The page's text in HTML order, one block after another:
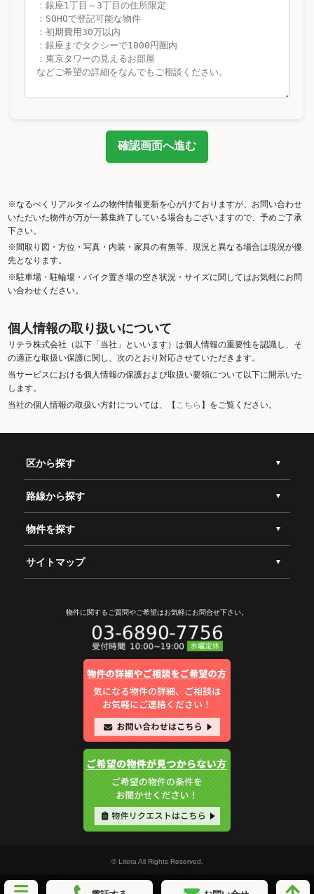
確認画面へ進む
※なるべくリアルタイムの物件情報更新を心がけておりますが、お問い合わせ
いただいた物件が万が一募集終了している場合もございますので、予めご了承
下さい。
※間取り図・方位・写真・内装・家具の有無等、現況と異なる場合は現況が優
先となります。
※駐車場・駐輪場・バイク置き場の空き状況・サイズに関してはお気軽にお問
い合わせください。
個人情報の取り扱いについて
リテラ株式会社（以下「当社」といいます）は個人情報の重要性を認識し、そ
の適正な取扱い保護に関し、次のとおり対応させていただきます。
当サービスにおける個人情報の保護および取扱い要領について以下に開示いた
します。
当社の個人情報の取扱い方針については、【こちら 】をご覧ください。
区から探す
路線から探す
物件を探す
サイトマップ
物件に関するご質問やご希望はお気軽にお問合せ下さい。
© Litera All Rights Reserved.